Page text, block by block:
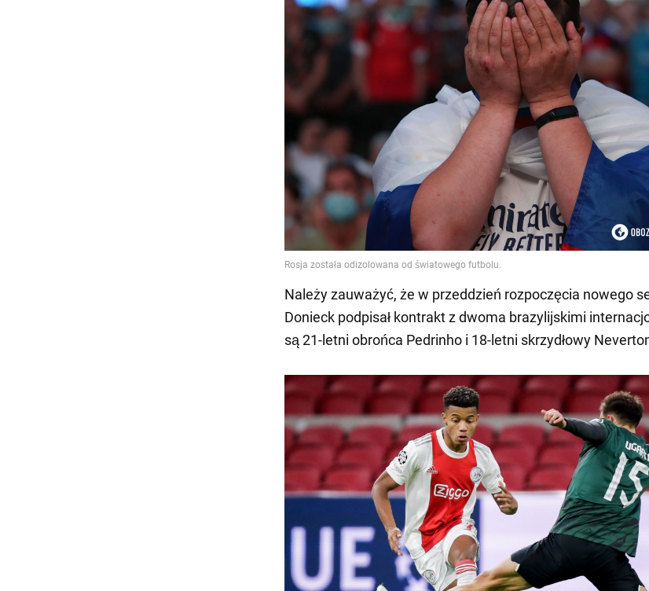
Należy zauważyć, że w przeddzień rozpoczęcia nowego
Donieck podpisał kontrakt z dwoma brazylijskimi
są 21-letni obrońca Pedrinho i 18-letni skrzydłowy